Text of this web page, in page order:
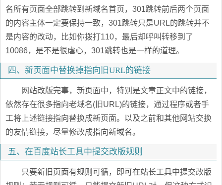
名所有页面全部跳转到新域名首页，301跳转前后两个页面
的内容主体一定要保持一致，301跳转只是URL的跳转并不
是内容的改动，比如你拨打110，最后却呼叫转移到了
10086，是不是很虐心，301跳转也是一样的道理。
四、新页面中替换掉指向旧URL的链接
网站改版完事，新页面中，特别是文章正文中的链接，
依然存在很多指向老域名(旧URL)的链接，通过程序或者手
工将上述链接指向替换成新页面。以及之前和其他网站交换
的友情链接，尽量修改成指向新域名。
五、在百度站长工具中提交改版规则
只要新旧页面有规则可循，即可在站长工具中提交改版